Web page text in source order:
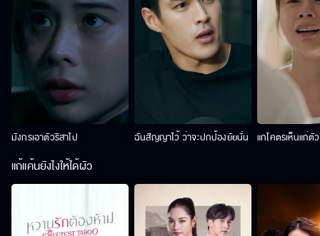
มังกรเอาตัวริสาไป ฉันสัญญาไว้ ว่าจะปกป้องยัยนั่น แกโคตรเห็นแก่ตั
แก้แค้นยังไงให้ได้ผัว